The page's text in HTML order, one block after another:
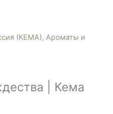
(КЕМА), Ароматы и
| Кема